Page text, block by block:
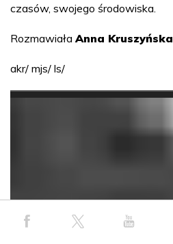
czasów, swojego środowiska.
RozmawiałaAnna Kruszyńska
akr/ mjs/ ls/